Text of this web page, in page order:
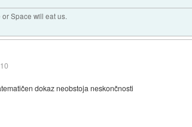
Space will eat us.
dokaz neobstoja neskončnosti